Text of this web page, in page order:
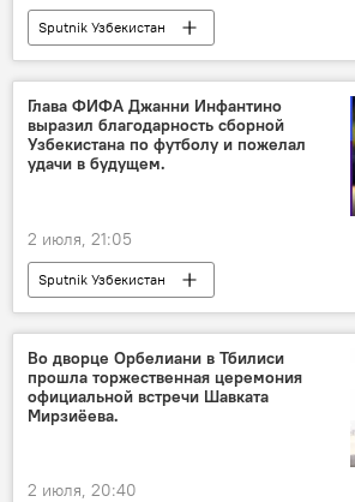
Sputnik Узбекистан
Глава ФИФА Джанни Инфантино
выразил благодарность сборной
Узбекистана по футболу и пожелал
удачи в будущем.
2 июля, 21:05
Sputnik Узбекистан
Во дворце Орбелиани в Тбилиси
прошла торжественная церемония
официальной встречи Шавката
Мирзиёева.
2 июля, 20:40